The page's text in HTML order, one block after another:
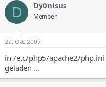
D Dy0nisus
Member
29. Okt. 2007
in /etc/php5/apache2/
geladen ...